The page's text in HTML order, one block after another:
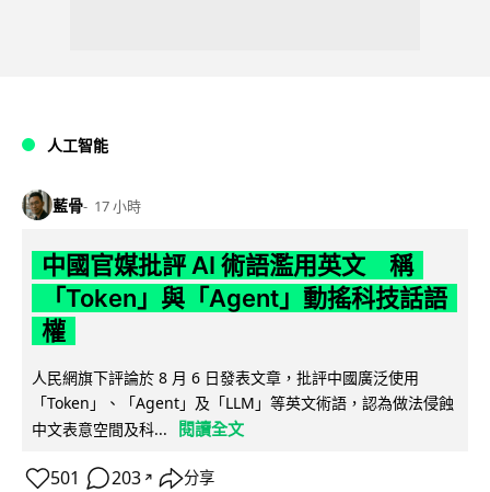
人工智能
藍骨 17 小時
中國官媒批評 AI 術語濫用英文 稱
「Token」與「Agent」動搖科技話語
權
人民網旗下評論於 8 月 6 日發表文章，批評中國廣泛使用
「Token」、「Agent」及「LLM」等英文術語，認為做法侵蝕
中文表意空間及科...
閱讀全文
501 203 ↗ 分享